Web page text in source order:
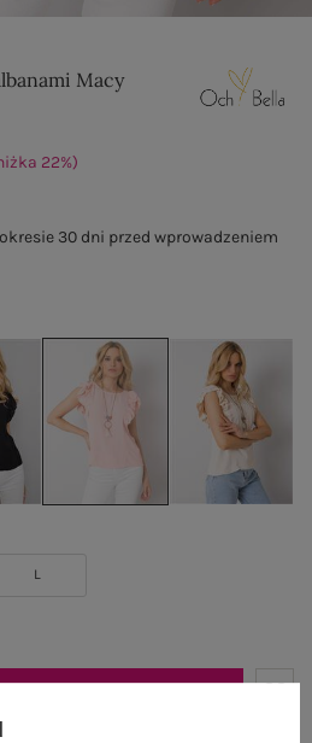
Macy
L
22%)
30 dni przed wprowadzeniem